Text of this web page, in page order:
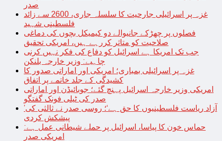
صدر
غزہ پر اسرائیلی جارحیت کا سلسلہ جاری، 2600 سے زائد
فلسطینی شہید
فصلوں پر چھڑکے جانیوالے دو کیمیکل بچوں کی دماغی
صلاحیت کو متاثر کررہے ہیں، امریکی تحقیق
جب تک امریکا ہے اسرائیل کو دفاع کی فکر نہیں کرنی
چاہیے: وزیر خارجہ بلنکن
غزہ پر اسرائیلی بمباری؛ امریکی اور اماراتی صدور کا
کشیدگی کے جلد خاتمے پر اتفاق
امریکی وزیر خارجہ اسرائیل پہنچ گئے؛ جوبائیڈن اور اماراتی
صدر کی ٹیلی فونک گفتگو
’آزاد ریاست فلسطینیوں کا حق ہے‘؛ روسی صدر نے ثالثی کی
پیشکش کردی
حماس خون کا پیاسا، اسرائیل پر حملے شیطانی عمل ہے:
امریکی صدر